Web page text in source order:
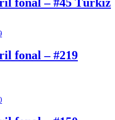
fonal – #219